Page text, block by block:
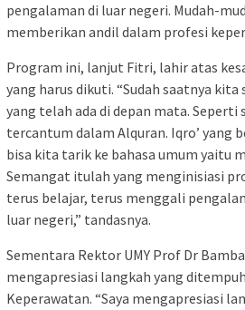
pengalaman di luar negeri. Mudah-
memberikan andil dalam profesi
Program ini, lanjut Fitri, lahir atas
yang harus dikuti. “Sudah saatnya
yang telah ada di depan mata. Seperti
tercantum dalam Alquran. Iqro’ yang
bisa kita tarik ke bahasa umum yaitu
Semangat itulah yang menginisiasi
terus belajar, terus menggali
luar negeri,” tandasnya.
Sementara Rektor UMY Prof Dr
mengapresiasi langkah yang
Keperawatan. “Saya mengapresiasi